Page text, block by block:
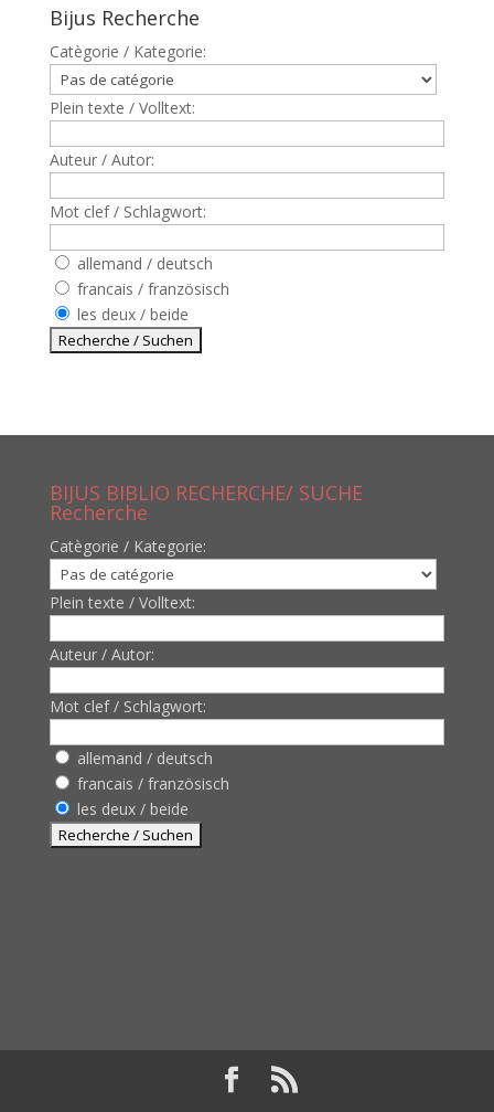
Bijus Recherche
Catègorie / Kategorie:
Plein texte / Volltext:
Auteur / Autor:
Mot clef / Schlagwort:
allemand / deutsch
francais / französisch
les deux / beide
BIJUS BIBLIO RECHERCHE/ SUCHE
Recherche
Catègorie / Kategorie:
Plein texte / Volltext:
Auteur / Autor:
Mot clef / Schlagwort:
allemand / deutsch
francais / französisch
les deux / beide